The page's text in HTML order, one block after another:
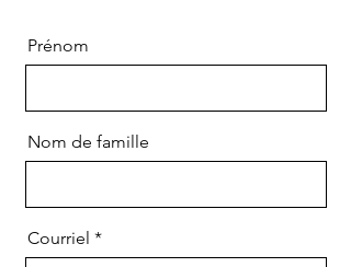
Prénom
Nom de famille
Courriel